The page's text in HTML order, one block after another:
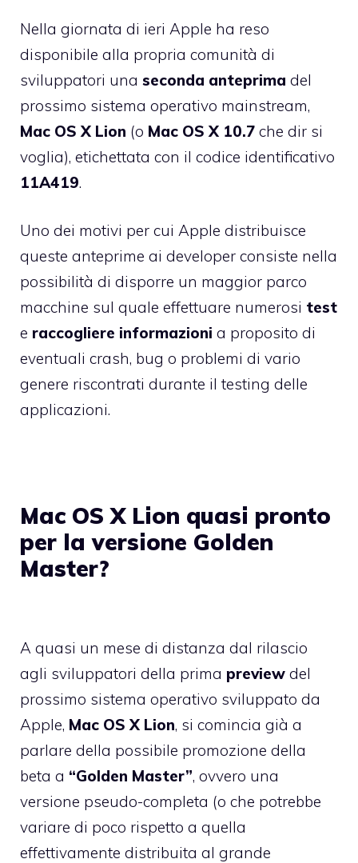
Nella giornata di ieri Apple ha reso
disponibile alla propria comunità di
sviluppatori una seconda anteprima del
prossimo sistema operativo mainstream,
Mac OS X Lion (o Mac OS X 10.7 che dir si
voglia), etichettata con il codice identificativo
11A419.
Uno dei motivi per cui Apple distribuisce
queste anteprime ai developer consiste nella
possibilità di disporre un maggior parco
macchine sul quale effettuare numerosi test
e raccogliere informazioni a proposito di
eventuali crash, bug o problemi di vario
genere riscontrati durante il testing delle
applicazioni.
Mac OS X Lion quasi pronto
per la versione Golden
Master?
A quasi un mese di distanza dal rilascio
agli sviluppatori della prima preview del
prossimo sistema operativo sviluppato da
Apple, Mac OS X Lion, si comincia già a
parlare della possibile promozione della
beta a “Golden Master”, ovvero una
versione pseudo-completa (o che potrebbe
variare di poco rispetto a quella
effettivamente distribuita al grande